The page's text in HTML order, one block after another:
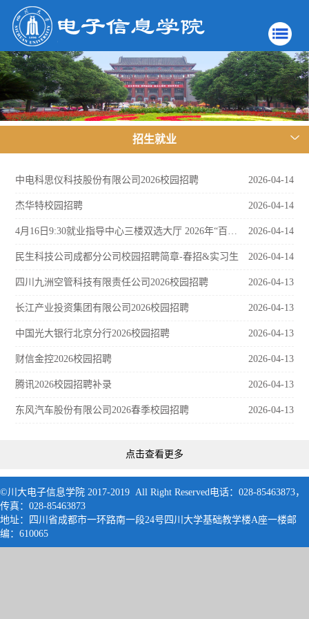
招生就业
2026-04-14
中电科思仪科技股份有限公司2026校园招聘
2026-04-14
杰华特校园招聘
2026-04-14
2026-04-14
民生科技公司成都分公司校园招聘简章-春招&实习生
2026-04-13
四川九洲空管科技有限责任公司2026校园招聘
2026-04-13
长江产业投资集团有限公司2026校园招聘
2026-04-13
中国光大银行北京分行2026校园招聘
2026-04-13
财信金控2026校园招聘
2026-04-13
腾讯2026校园招聘补录
2026-04-13
东风汽车股份有限公司2026春季校园招聘
点击查看更多
©川大电子信息学院 2017-2019 All Right Reserved电话：028-85463873，
传真：028-85463873
地址：四川省成都市一环路南一段24号四川大学基础教学楼A座一楼邮
编：610065